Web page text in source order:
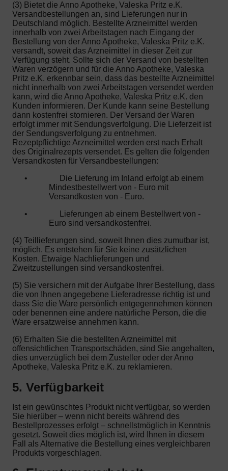
(3) Bietet die Anno Apotheke, Valeska Pritz e.K.
Versandbestellungen an, sind Lieferungen nur in
Deutschland möglich. Bestellte Arzneimittel werden
innerhalb von zwei Arbeitstagen nach Eingang der
Bestellung von der Anno Apotheke, Valeska Pritz e.K.
versandt, soweit das Arzneimittel in dieser Zeit zur
Verfügung steht. Sollte sich der Versand von bestellten
Waren verzögern und für die Anno Apotheke, Valeska
Pritz e.K. erkennbar sein, dass das bestellte Arzneimittel
nicht innerhalb von zwei Arbeitstagen versendet werden
kann, wird die Anno Apotheke, Valeska Pritz e.K. den
Kunden informieren. Der Kunde kann seine Bestellung
dann kostenfrei stornieren. Der Versand der Waren
erfolgt immer mit Sendungsverfolgung. Die Lieferzeit ist
der Sendungsverfolgung zu entnehmen.
Rezeptpflichtige Arzneimittel werden erst nach Erhalt
des Originalrezepts versendet. Es gelten die folgenden
Versandkosten für Versandbestellungen:
•
Die Lieferung im Inland erfolgt ab einem
Mindestbestellwert von - Euro mit
Versandkosten von - Euro.
•
Lieferungen ab einem Bestellwert von -
Euro sind versandkostenfrei.
(4) Teillieferungen sind, soweit Ihnen dies zumutbar ist,
möglich. Es entstehen für Sie keine zusätzlichen
Kosten. Etwaige Nachlieferungen und
Zweitzustellungen sind versandkostenfrei.
(5) Sie versichern mit der Aufgabe Ihrer Bestellung, dass
die von Ihnen angegebene Lieferadresse richtig ist und
dass Sie die Ware persönlich entgegennehmen können
oder benennen eine andere natürliche Person, die die
Ware ersatzweise annehmen kann.
(6) Erhalten Sie die bestellten Arzneimittel mit
offensichtlichen Transportschäden, sind Sie angehalten,
dies unverzüglich bei dem Zusteller oder der Anno
Apotheke, Valeska Pritz e.K. zu reklamieren.
5. Verfügbarkeit
Ist ein gewünschtes Produkt nicht verfügbar, so werden
Sie hierüber – wenn nicht bereits während des
Bestellprozesses erfolgt – schnellstmöglich in Kenntnis
gesetzt. Soweit dies möglich ist, wird Ihnen in diesem
Fall als Alternative die Bestellung eines vergleichbaren
Produkts vorgeschlagen.